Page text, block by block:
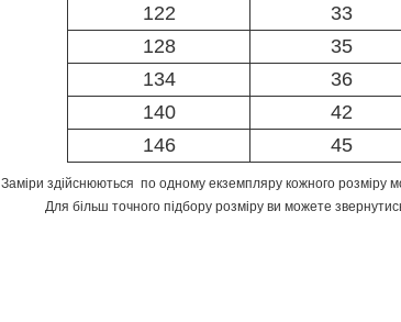
122
33
128
35
134
36
140
42
146
45
Заміри здійснюються по одному екземпляру кожного розміру
Для більш точного підбору розміру ви можете